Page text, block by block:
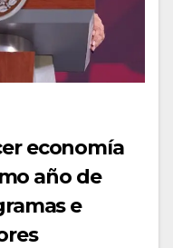
economía
año de
e